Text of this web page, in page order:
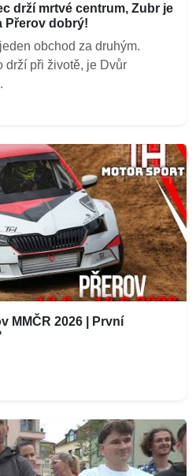
drží mrtvé centrum, Zubr je
Přerov dobrý!
obchod za druhým.
drží při životě, je Dvůr
MMČR 2026 | První